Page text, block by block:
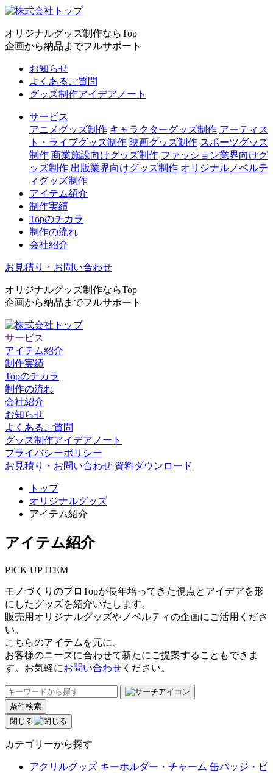
オリジナルグッズ制作ならTop
企画から納品までフルサポート
お知らせ
よくあるご質問
グッズ制作アイデアノート
サービス
アニメグッズ制作 キャラクターグッズ制作 アーティス
ト・ライブグッズ制作 映画グッズ制作 スポーツグッズ
制作 商業施設向けグッズ制作 ファッション業界向けグ
ッズ制作 出版業界向けグッズ制作 オリジナルノベルテ
ィグッズ制作
アイテム紹介
制作実績
Topのチカラ
制作の流れ
会社紹介
お見積り・お問い合わせ
オリジナルグッズ制作ならTop
企画から納品までフルサポート
サービス
アイテム紹介
制作実績
Topのチカラ
制作の流れ
会社紹介
お知らせ
よくあるご質問
グッズ制作アイデアノート
プライバシーポリシー
お見積り・お問い合わせ 資料ダウンロード
トップ
オリジナルグッズ
アイテム紹介
アイテム紹介
PICK UP ITEM
モノづくりのプロTopが長年培ってきた視点とアイデアを形
にしたグッズを紹介いたします。
販売用オリジナルグッズやノベルティの企画にご活用くださ
い。
こちらのアイテムを元に、
お客様のニーズに合わせて新たにご提案することもできま
す。お気軽にお問い合わせ ください。
条件検索
閉じる
カテゴリーから探す
アクリルグッズ キーホルダー・チャーム 缶バッジ・ピ